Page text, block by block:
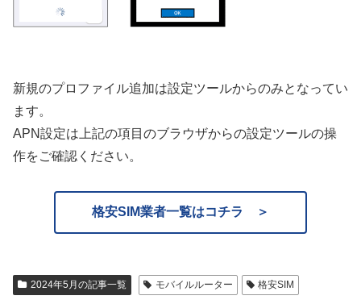
新規のプロファイル追加は設定ツールからのみとなってい
ます。
APN設定は上記の項目のブラウザからの設定ツールの操
作をご確認ください。
格安SIM業者一覧はコチラ ＞
2024年5月の記事一覧 モバイルルーター 格安SIM